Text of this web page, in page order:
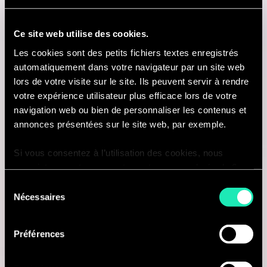
Ce site web utilise des cookies.
Les cookies sont des petits fichiers textes enregistrés
automatiquement dans votre navigateur par un site web
lors de votre visite sur le site. Ils peuvent servir à rendre
votre expérience utilisateur plus efficace lors de votre
navigation web ou bien de personnaliser les contenus et
annonces présentées sur le site web, par exemple.
Si vous consentez à l’utilisation des cookies, nous
consentir à cette utilisation à nouveau. Si vous ne
fonctionnement et ne personnalisera pas votre
Nécessaires
Préférences
Consulting
Consultant - HR & Transformation